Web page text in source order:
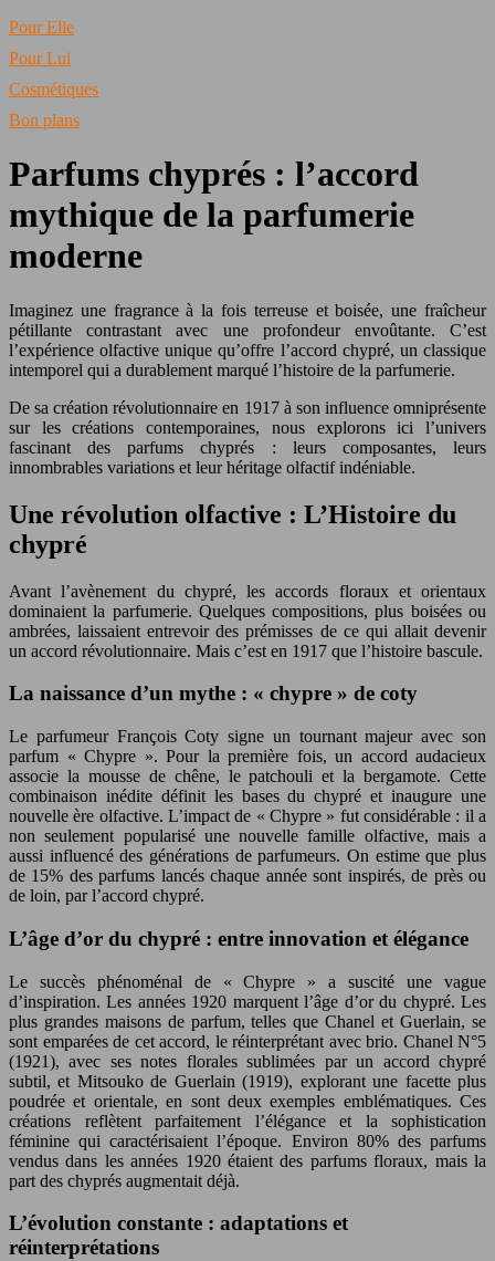
Pour Elle
Pour Lui
Cosmétiques
Bon plans
Parfums chyprés : l’accord
mythique de la parfumerie
moderne
Imaginez une fragrance à la fois terreuse et boisée, une fraîcheur
pétillante contrastant avec une profondeur envoûtante. C’est
l’expérience olfactive unique qu’offre l’accord chypré, un classique
intemporel qui a durablement marqué l’histoire de la parfumerie.
De sa création révolutionnaire en 1917 à son influence omniprésente
sur les créations contemporaines, nous explorons ici l’univers
fascinant des parfums chyprés : leurs composantes, leurs
innombrables variations et leur héritage olfactif indéniable.
Une révolution olfactive : L’Histoire du
chypré
Avant l’avènement du chypré, les accords floraux et orientaux
dominaient la parfumerie. Quelques compositions, plus boisées ou
ambrées, laissaient entrevoir des prémisses de ce qui allait devenir
un accord révolutionnaire. Mais c’est en 1917 que l’histoire bascule.
La naissance d’un mythe : « chypre » de coty
Le parfumeur François Coty signe un tournant majeur avec son
parfum « Chypre ». Pour la première fois, un accord audacieux
associe la mousse de chêne, le patchouli et la bergamote. Cette
combinaison inédite définit les bases du chypré et inaugure une
nouvelle ère olfactive. L’impact de « Chypre » fut considérable : il a
non seulement popularisé une nouvelle famille olfactive, mais a
aussi influencé des générations de parfumeurs. On estime que plus
de 15% des parfums lancés chaque année sont inspirés, de près ou
de loin, par l’accord chypré.
L’âge d’or du chypré : entre innovation et élégance
Le succès phénoménal de « Chypre » a suscité une vague
d’inspiration. Les années 1920 marquent l’âge d’or du chypré. Les
plus grandes maisons de parfum, telles que Chanel et Guerlain, se
sont emparées de cet accord, le réinterprétant avec brio. Chanel N°5
(1921), avec ses notes florales sublimées par un accord chypré
subtil, et Mitsouko de Guerlain (1919), explorant une facette plus
poudrée et orientale, en sont deux exemples emblématiques. Ces
créations reflètent parfaitement l’élégance et la sophistication
féminine qui caractérisaient l’époque. Environ 80% des parfums
vendus dans les années 1920 étaient des parfums floraux, mais la
part des chyprés augmentait déjà.
L’évolution constante : adaptations et
réinterprétations